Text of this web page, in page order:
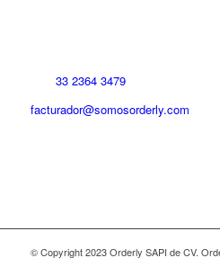
33 2364 3479
facturador@somosorderly.com
© Copyright 2023 Orderly SAPI de CV.